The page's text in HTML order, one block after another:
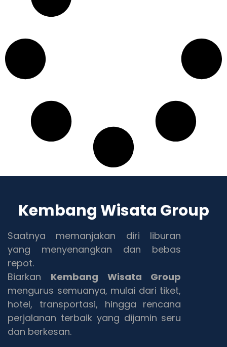
Kembang Wisata Group
Saatnya memanjakan diri liburan
yang menyenangkan dan bebas
repot.
Biarkan Kembang Wisata Group
mengurus semuanya, mulai dari tiket,
hotel, transportasi, hingga rencana
perjalanan terbaik yang dijamin seru
dan berkesan.